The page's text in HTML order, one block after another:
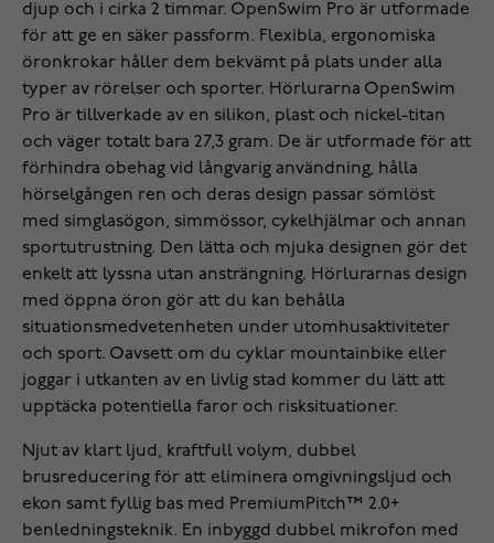
djup och i cirka 2 timmar. OpenSwim Pro är utformade
för att ge en säker passform. Flexibla, ergonomiska
öronkrokar håller dem bekvämt på plats under alla
typer av rörelser och sporter. Hörlurarna OpenSwim
Pro är tillverkade av en silikon, plast och nickel-titan
och väger totalt bara 27,3 gram. De är utformade för att
förhindra obehag vid långvarig användning, hålla
hörselgången ren och deras design passar sömlöst
med simglasögon, simmössor, cykelhjälmar och annan
sportutrustning. Den lätta och mjuka designen gör det
enkelt att lyssna utan ansträngning. Hörlurarnas design
med öppna öron gör att du kan behålla
situationsmedvetenheten under utomhusaktiviteter
och sport. Oavsett om du cyklar mountainbike eller
joggar i utkanten av en livlig stad kommer du lätt att
upptäcka potentiella faror och risksituationer.
Njut av klart ljud, kraftfull volym, dubbel
brusreducering för att eliminera omgivningsljud och
ekon samt fyllig bas med PremiumPitch™ 2.0+
benledningsteknik. En inbyggd dubbel mikrofon med